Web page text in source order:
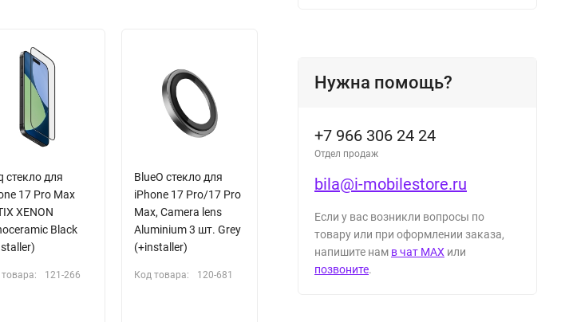
стекло для
17 Pro Max
XENON
Black
121-266
BlueO стекло для
iPhone 17 Pro/17 Pro
Max, Camera lens
Aluminium 3 шт. Grey
(+installer)
Код товара: 120-681
Нужна помощь?
+7 966 306 24 24
Отдел продаж
bila@i-mobilestore.ru
Если у вас возникли вопросы по
товару или при оформлении заказа,
напишите нам в чат MAX или
позвоните.